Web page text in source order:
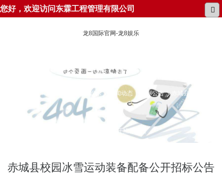
您好，欢迎访问东霖工程管理有限公司
龙8国际官网-龙8娱乐
所在位置： 龙8国际官网-龙8娱乐 新闻动态 招标公告 赤城县校园冰雪
运动装备配备公开招标公告
赤城县校园冰雪运动装备配备公开招标公告